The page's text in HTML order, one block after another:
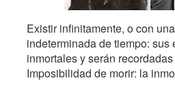
Existir infinitamente, o con
indeterminada de tiempo: sus
inmortales y serán
Imposibilidad de morir: la